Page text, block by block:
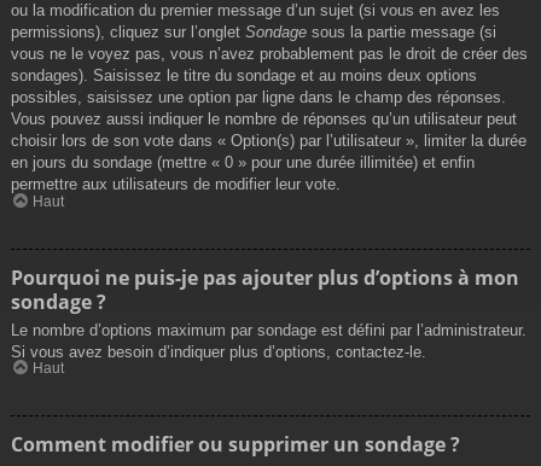
ou la modification du premier message d’un sujet (si vous en avez les
permissions), cliquez sur l’onglet Sondage sous la partie message (si
vous ne le voyez pas, vous n’avez probablement pas le droit de créer des
sondages). Saisissez le titre du sondage et au moins deux options
possibles, saisissez une option par ligne dans le champ des réponses.
Vous pouvez aussi indiquer le nombre de réponses qu’un utilisateur peut
choisir lors de son vote dans « Option(s) par l’utilisateur », limiter la durée
en jours du sondage (mettre « 0 » pour une durée illimitée) et enfin
permettre aux utilisateurs de modifier leur vote.
Haut
Pourquoi ne puis-je pas ajouter plus d’options à mon
sondage ?
Le nombre d’options maximum par sondage est défini par l’administrateur.
Si vous avez besoin d’indiquer plus d’options, contactez-le.
Haut
Comment modifier ou supprimer un sondage ?